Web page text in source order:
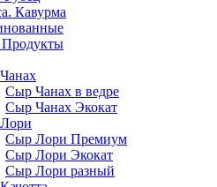
Кавурма
Сыр Чанах в ведре
Сыр Чанах Экокат
Сыр Лори Премиум
Сыр Лори Экокат
Сыр Лори разный